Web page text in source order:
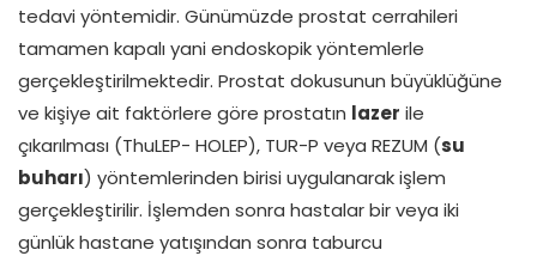
tedavi yöntemidir. Günümüzde prostat cerrahileri
tamamen kapalı yani endoskopik yöntemlerle
gerçekleştirilmektedir. Prostat dokusunun büyüklüğüne
ve kişiye ait faktörlere göre prostatın lazer ile
çıkarılması (ThuLEP- HOLEP), TUR-P veya REZUM (su
buharı) yöntemlerinden birisi uygulanarak işlem
gerçekleştirilir. İşlemden sonra hastalar bir veya iki
günlük hastane yatışından sonra taburcu